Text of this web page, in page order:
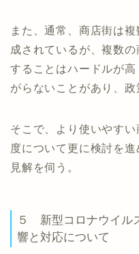
また、通常、商店街は
成されているが、複数
することはハードルが
がらないことがあり、政
そこで、より使いやす
度について更に検討を
見解を伺う。
５ 新型コロナウイル
響と対応について